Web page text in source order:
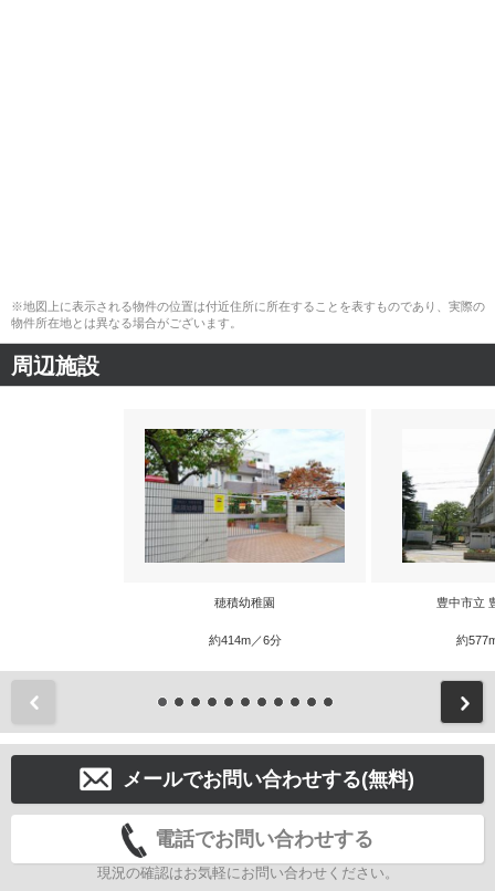
※地図上に表示される物件の位置は付近住所に所在することを表すものであり、実際の
物件所在地とは異なる場合がございます。
周辺施設
穂積幼稚園
約414m／6分
豊中市立
約
メールでお問い合わせする(無料)
電話でお問い合わせする
現況の確認はお気軽にお問い合わせください。